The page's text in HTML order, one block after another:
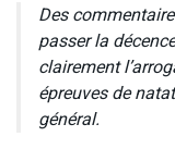
Des
passer la
clairement
épreuves de
général.